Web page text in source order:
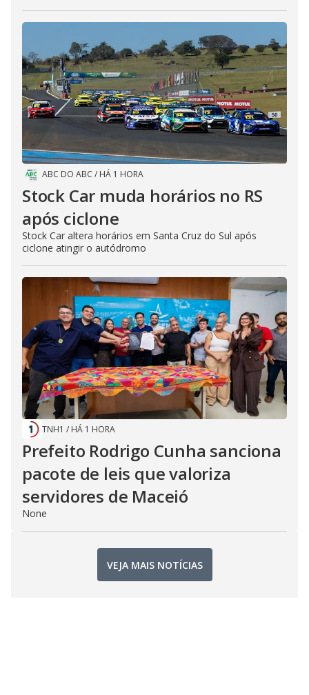
ABC DO ABC / HÁ 1 HORA
Stock Car muda horários no RS
após ciclone
Stock Car altera horários em Santa Cruz do Sul após
ciclone atingir o autódromo
TNH1 / HÁ 1 HORA
Prefeito Rodrigo Cunha sanciona
pacote de leis que valoriza
servidores de Maceió
None
VEJA MAIS NOTÍCIAS